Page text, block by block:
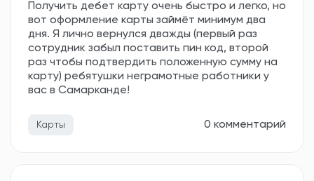
Получить дебет карту очень быстро и легко, но
вот оформление карты займёт минимум два
дня. Я лично вернулся дважды (первый раз
сотрудник забыл поставить пин код, второй
раз чтобы подтвердить положенную сумму на
карту) ребятушки неграмотные работники у
вас в Самарканде!
Карты 0 комментарий